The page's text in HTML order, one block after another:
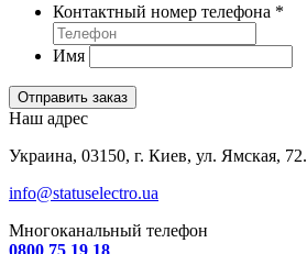
Контактный номер телефона *
Имя
Отправить заказ
Наш адрес
Украина, 03150, г. Киев, ул. Ямская, 72.
info@statuselectro.ua
Многоканальный телефон
0800 75 19 18